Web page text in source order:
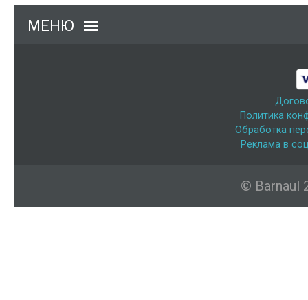
МЕНЮ
Политика
Обработка
Реклама в
© Barnaul